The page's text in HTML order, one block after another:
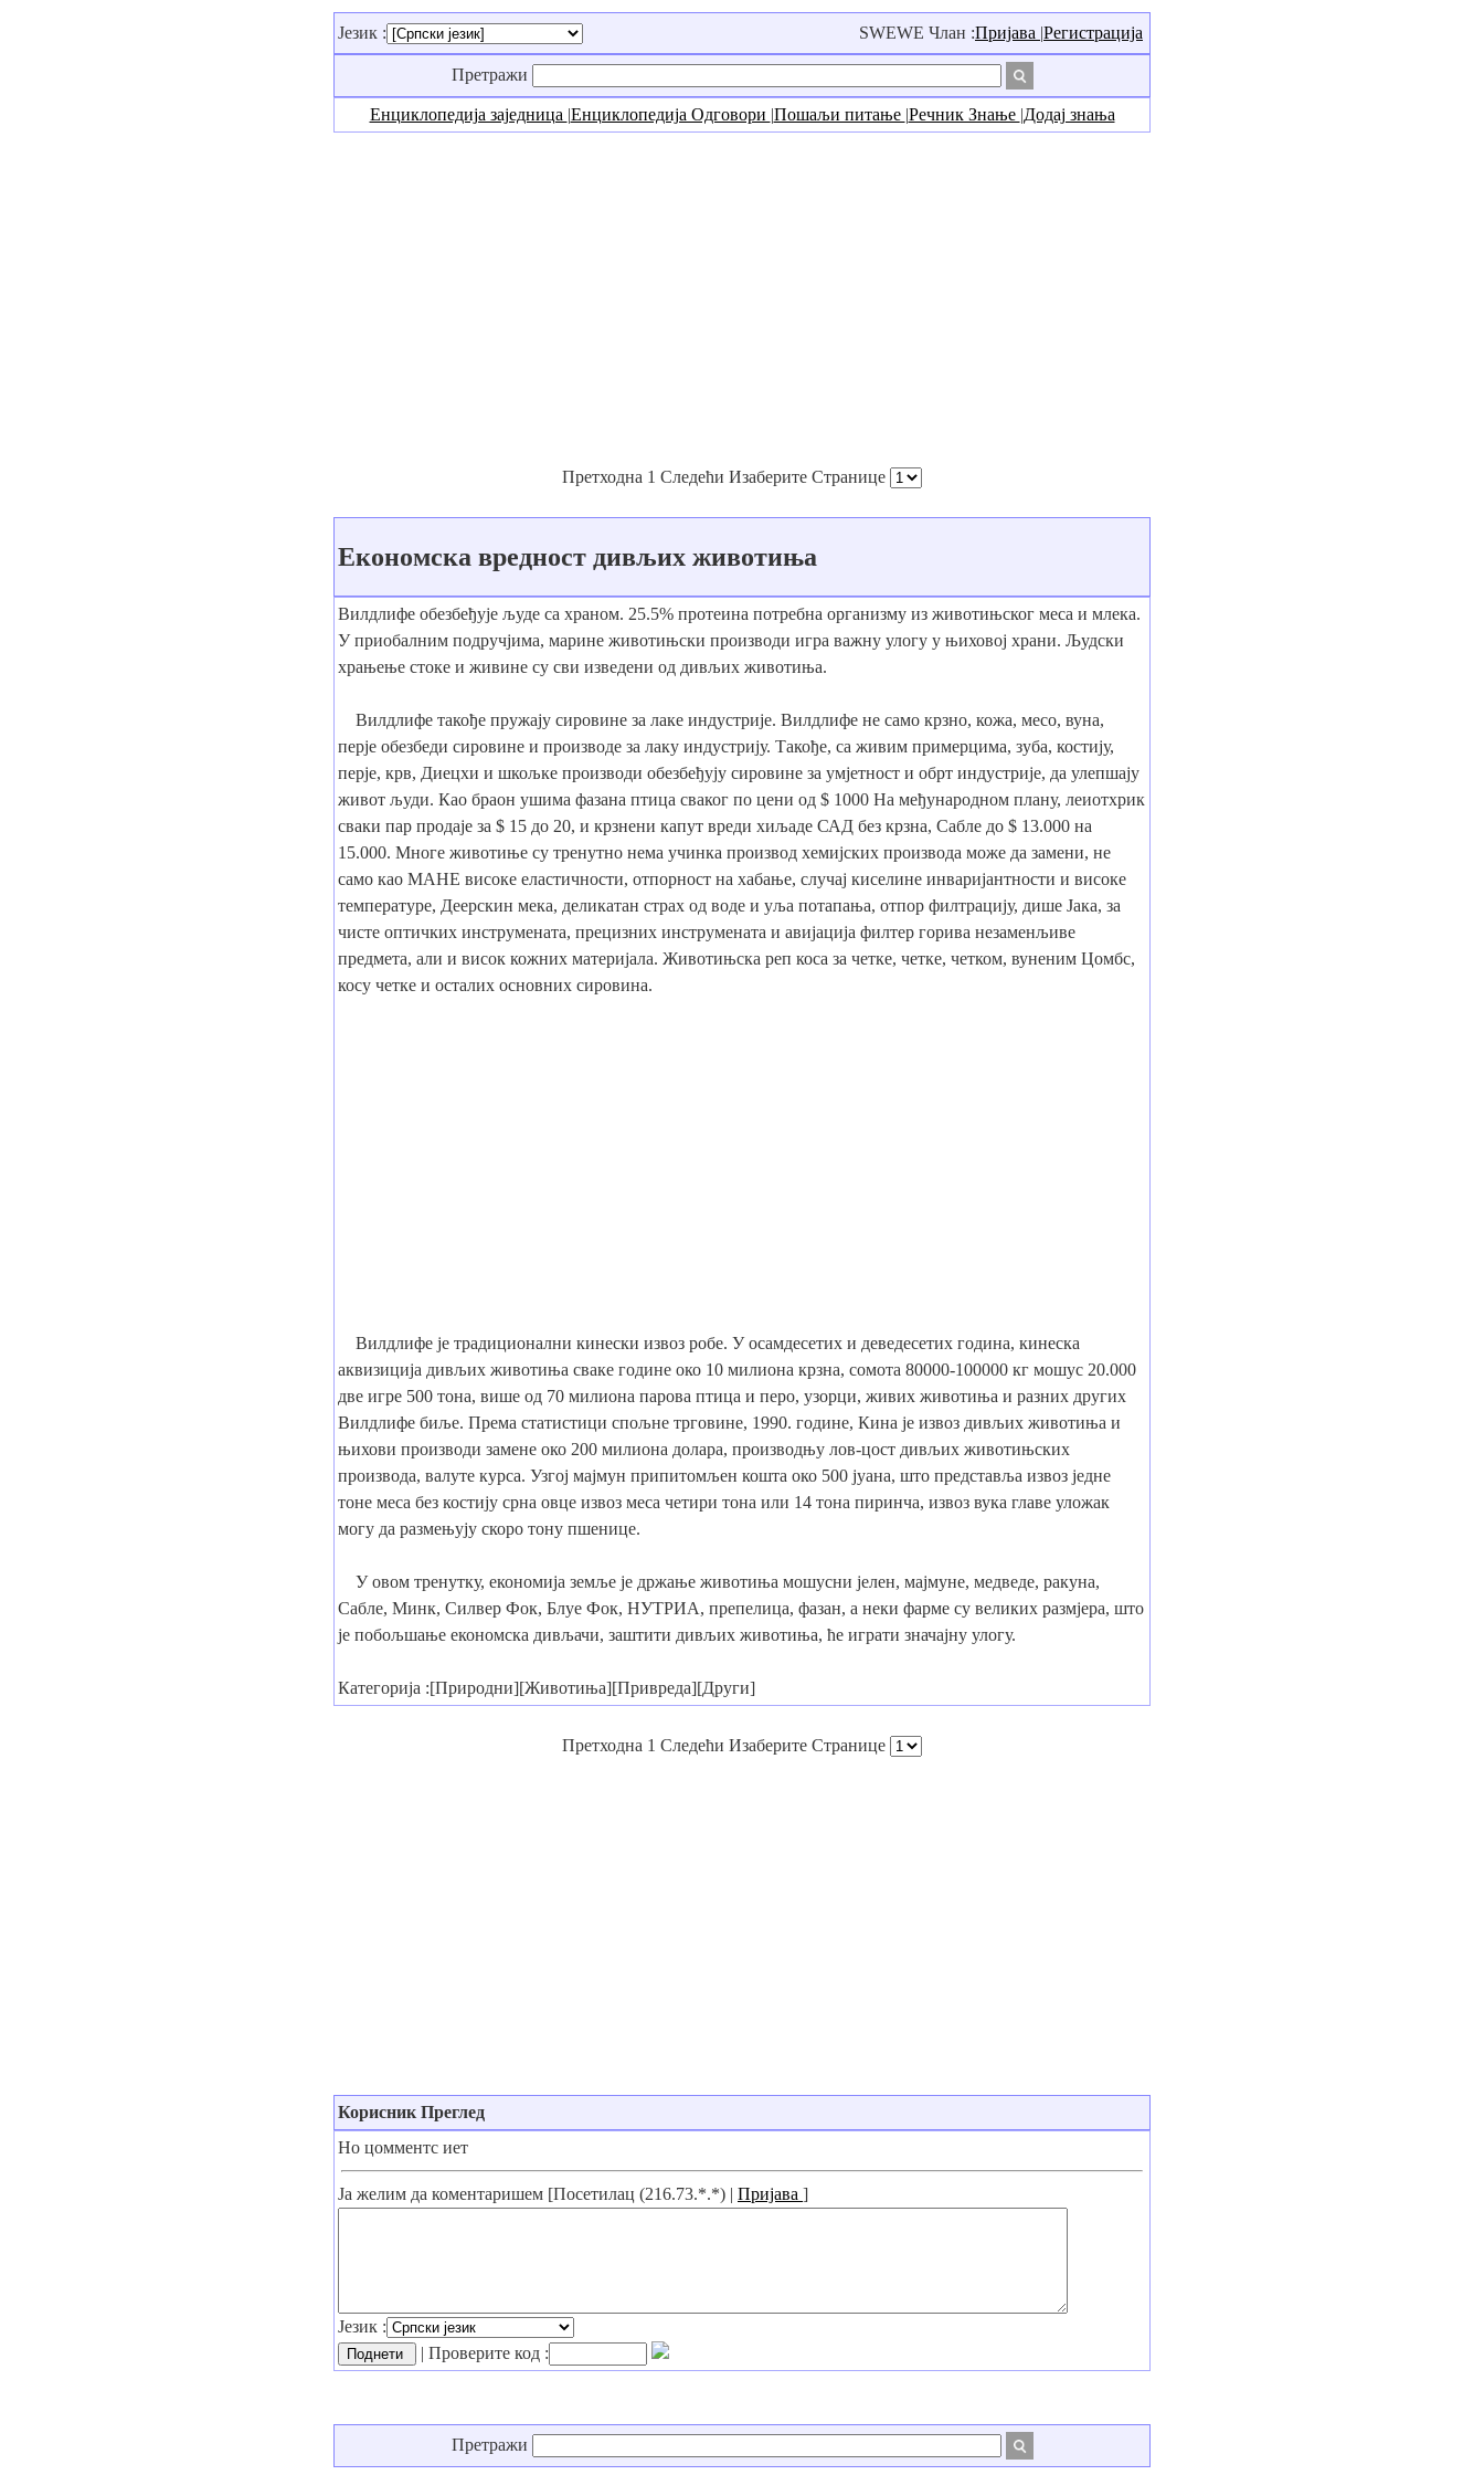
Језик : SWEWE Члан :Пријава |Регистрација
Претражи
Енциклопедија заједница |Енциклопедија Одговори |Пошаљи питање |Речник Знање |Додај знања
Претходна 1 Следећи Изаберите Странице
Економска вредност дивљих животиња
Вилдлифе обезбеђује људе са храном. 25.5% протеина потребна организму из животињског меса и млека.
У приобалним подручјима, марине животињски производи игра важну улогу у њиховој храни. Људски
храњење стоке и живине су сви изведени од дивљих животиња.
Вилдлифе такође пружају сировине за лаке индустрије. Вилдлифе не само крзно, кожа, месо, вуна,
перје обезбеди сировине и производе за лаку индустрију. Такође, са живим примерцима, зуба, костију,
перје, крв, Диецхи и шкољке производи обезбеђују сировине за умјетност и обрт индустрије, да улепшају
живот људи. Као браон ушима фазана птица сваког по цени од $ 1000 На међународном плану, леиотхрик
сваки пар продаје за $ 15 до 20, и крзнени капут вреди хиљаде САД без крзна, Сабле до $ 13.000 на
15.000. Многе животиње су тренутно нема учинка производ хемијских производа може да замени, не
само као МАНЕ високе еластичности, отпорност на хабање, случај киселине инваријантности и високе
температуре, Деерскин мека, деликатан страх од воде и уља потапања, отпор филтрацију, дише Јака, за
чисте оптичких инструмената, прецизних инструмената и авијација филтер горива незаменљиве
предмета, али и висок кожних материјала. Животињска реп коса за четке, четке, четком, вуненим Цомбс,
косу четке и осталих основних сировина.
Вилдлифе је традиционални кинески извоз робе. У осамдесетих и деведесетих година, кинеска
аквизиција дивљих животиња сваке године око 10 милиона крзна, сомота 80000-100000 кг мошус 20.000
две игре 500 тона, више од 70 милиона парова птица и перо, узорци, живих животиња и разних других
Вилдлифе биље. Према статистици спољне трговине, 1990. године, Кина је извоз дивљих животиња и
њихови производи замене око 200 милиона долара, производњу лов-цост дивљих животињских
производа, валуте курса. Узгој мајмун припитомљен кошта око 500 јуана, што представља извоз једне
тоне меса без костију срна овце извоз меса четири тона или 14 тона пиринча, извоз вука главе уложак
могу да размењују скоро тону пшенице.
У овом тренутку, економија земље је држање животиња мошусни јелен, мајмуне, медведе, ракуна,
Сабле, Минк, Силвер Фок, Блуе Фок, НУТРИА, препелица, фазан, а неки фарме су великих размјера, што
је побољшање економска дивљачи, заштити дивљих животиња, ће играти значајну улогу.
Категорија :[Природни][Животиња][Привреда][Други]
Претходна 1 Следећи Изаберите Странице
Корисник Преглед
Но цомментс иет
Ја желим да коментаришем [Посетилац (216.73.*.*) | Пријава ]
Језик :
| Проверите код :
Претражи